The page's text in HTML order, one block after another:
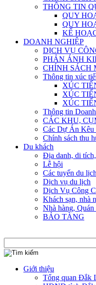
THÔNG TIN
QUY
QUY
KẾ
DOANH NGHIỆP
DỊCH VỤ
PHẢN ÁNH
CHÍNH SÁCH
Thông tin xúc
XÚC
XÚC
XÚC
Thông tin
CÁC KHU,
Các Dự Án
Chính sách thu
Du khách
Địa danh, di
Lễ hội
Các tuyến du lịch
Dịch vụ du lịch
Dịch Vụ Công
Khách sạn, nhà
Nhà hàng, Quán
BẢO TÀNG
Giới thiệu
Tổng quan Đắk